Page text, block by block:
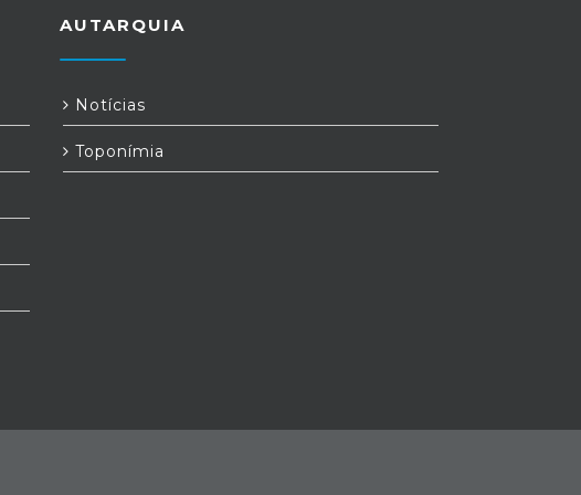
funcional para o convívio e para as rotinas
AUTARQUIA
Notícias
Toponímia